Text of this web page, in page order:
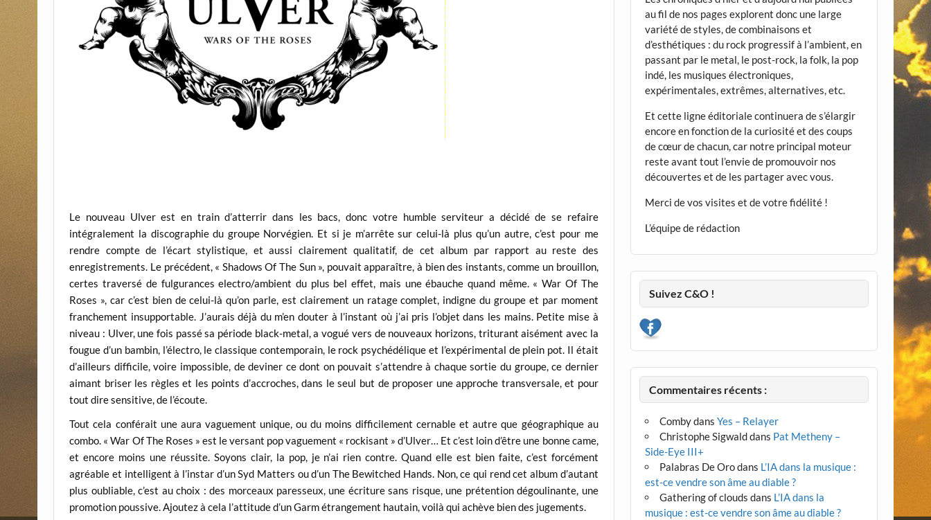
Le nouveau Ulver est en train d’atterrir dans les bacs, donc votre humble serviteur a décidé de se refaire
intégralement la discographie du groupe Norvégien. Et si je m’arrête sur celui-là plus qu’un autre, c’est pour me
rendre compte de l’écart stylistique, et aussi clairement qualitatif, de cet album par rapport au reste des
enregistrements. Le précédent, « Shadows Of The Sun », pouvait apparaître, à bien des instants, comme un brouillon,
certes traversé de fulgurances electro/ambient du plus bel effet, mais une ébauche quand même. « War Of The
Roses », car c’est bien de celui-là qu’on parle, est clairement un ratage complet, indigne du groupe et par moment
franchement insupportable. J’aurais déjà du m’en douter à l’instant où j’ai pris l’objet dans les mains. Petite mise à
niveau : Ulver, une fois passé sa période black-metal, a vogué vers de nouveaux horizons, triturant aisément avec la
fougue d’un bambin, l’électro, le classique contemporain, le rock psychédélique et l’expérimental de plein pot. Il était
d’ailleurs difficile, voire impossible, de deviner ce dont on pouvait s’attendre à chaque sortie du groupe, ce dernier
aimant briser les règles et les points d’accroches, dans le seul but de proposer une approche transversale, et pour
tout dire sensitive, de l’écoute.
Tout cela conférait une aura vaguement unique, ou du moins difficilement cernable et autre que géographique au
combo. « War Of The Roses » est le versant pop vaguement « rockisant » d’Ulver… Et c’est loin d’être une bonne came,
et encore moins une réussite. Soyons clair, la pop, je n’ai rien contre. Quand elle est bien faite, c’est forcément
agréable et intelligent à l’instar d’un Syd Matters ou d’un The Bewitched Hands. Non, ce qui rend cet album d’autant
plus oubliable, c’est au choix : des morceaux paresseux, une écriture sans risque, une prétention dégoulinante, une
promotion poussive. Ajoutez à cela l’attitude d’un Garm étrangement hautain, voilà qui achève bien des jugements.
au fil de nos pages explorent donc une large
variété de styles, de combinaisons et
d’esthétiques : du rock progressif à l’ambient, en
passant par le metal, le post-rock, la folk, la pop
indé, les musiques électroniques,
expérimentales, extrêmes, alternatives, etc.
Et cette ligne éditoriale continuera de s’élargir
encore en fonction de la curiosité et des coups
de cœur de chacun, car notre principal moteur
reste avant tout l’envie de promouvoir nos
découvertes et de les partager avec vous.
Merci de vos visites et de votre fidélité !
L’équipe de rédaction
Suivez C&O !
Commentaires récents :
CombydansYes – Relayer
Christophe Sigwalddans Pat Metheny –
Side-Eye III+
Palabras De Orodans L’IA dans la musique :
est-ce vendre son âme au diable ?
Gathering of clouds dans L’IA dans la
musique : est-ce vendre son âme au diable ?